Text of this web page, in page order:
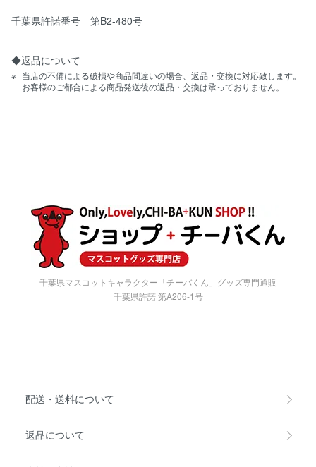
千葉県許諾番号 第B2-480号
◆返品について
当店の不備による破損や商品間違いの場合、返品・交換に対応致します。
お客様のご都合による商品発送後の返品・交換は承っておりません。
千葉県マスコットキャラクター「チーバくん」グッズ専門通販
千葉県許諾 第A206-1号
配送・送料について
返品について